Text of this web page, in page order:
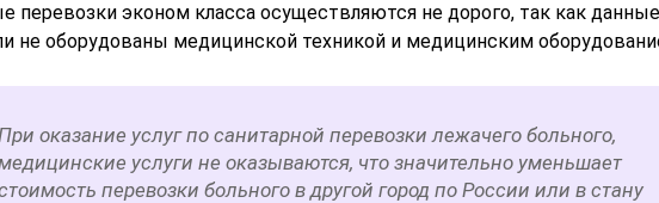
перевозки эконом класса осуществляются не дорого, так как данные
не оборудованы медицинской техникой и медицинским
оказание услуг по санитарной перевозки лежачего больного,
услуги не оказываются, что значительно уменьшает
перевозки больного в другой город по России или в стану